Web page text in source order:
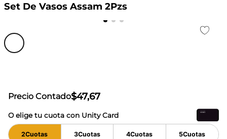
Set De Vasos Assam 2Pzs
Precio Contado$47,67
O elige tu cuota con Unity Card
2Cuotas 3Cuotas 4Cuotas 5Cuotas